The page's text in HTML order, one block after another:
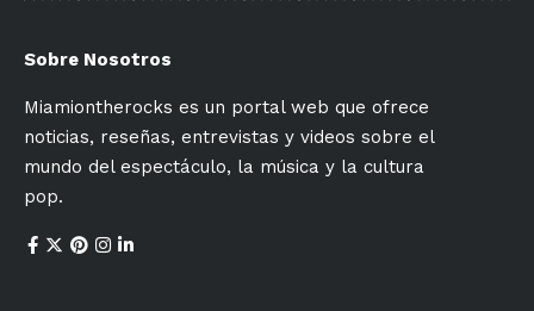
Sobre Nosotros
Miamiontherocks es un portal web que ofrece
noticias, reseñas, entrevistas y videos sobre el
mundo del espectáculo, la música y la cultura
pop.